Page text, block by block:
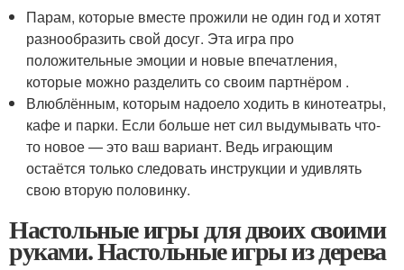
Парам, которые вместе прожили не один год и хотят
разнообразить свой досуг. Эта игра про
положительные эмоции и новые впечатления,
которые можно разделить со своим партнёром .
Влюблённым, которым надоело ходить в кинотеатры,
кафе и парки. Если больше нет сил выдумывать что-
то новое — это ваш вариант. Ведь играющим
остаётся только следовать инструкции и удивлять
свою вторую половинку.
Настольные игры для двоих своими
руками. Настольные игры из дерева